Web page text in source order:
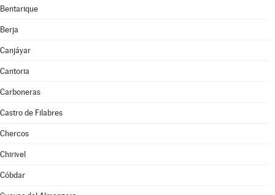
Bentarique
Berja
Canjáyar
Cantoria
Carboneras
Castro de Filabres
Chercos
Chirivel
Cóbdar